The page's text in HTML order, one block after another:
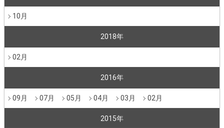
10月
2018年
02月
2016年
09月 07月 05月 04月 03月 02月
2015年